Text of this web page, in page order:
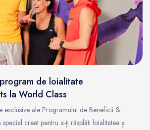
de loialitate
la World Class
exclusive ale Programului de Beneficii &
creat pentru a-ți răsplăti loialitatea și